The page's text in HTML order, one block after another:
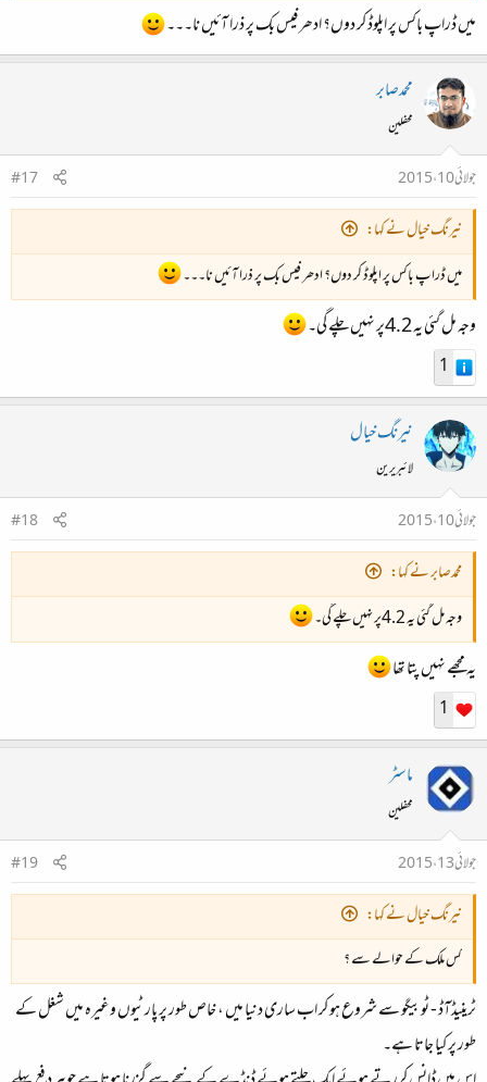
میں ڈراپ باکس پر اپلوڈ کر دوں؟ ادھر فیس بک پر ذرا آئیں نا۔۔۔
محمدصابر
محفلین
جولائی 10، 2015
#17
نیرنگ خیال نے کہا:
میں ڈراپ باکس پر اپلوڈ کر دوں؟ ادھر فیس بک پر ذرا آئیں نا۔۔۔
وجہ مل گئی یہ 4.2پر نہیں چلے گی۔
1
نیرنگ خیال
لائبریرین
جولائی 10، 2015
#18
محمدصابر نے کہا:
وجہ مل گئی یہ 4.2پر نہیں چلے گی۔
یہ مجھے نہیں پتا تھا
1
ماسٹر
محفلین
جولائی 13، 2015
#19
نیرنگ خیال نے کہا:
کس ملک کے حوالے سے ؟
ٹرینیڈآڈ - ٹوبیگو سے شروع ہو کر اب ساری دنیا میں ، خاص طور پر پارٹیوں وغیرہ میں شغل کے
طور پر کیا جاتا ہے۔